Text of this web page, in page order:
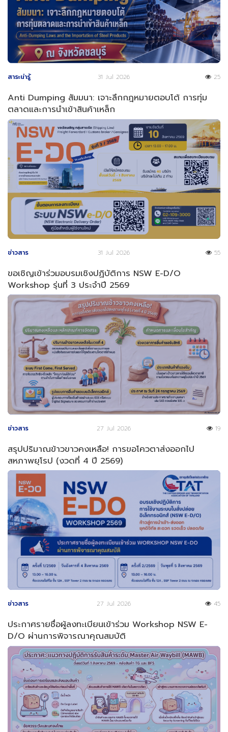
สาระน่ารู้ 31 Jul 2026 25
Anti Dumping สัมมนา: เจาะลึกกฎหมายตอบโต้ การทุ่ม
ตลาดและการนำเข้าสินค้าเหล็ก
ข่าวสาร 31 Jul 2026 55
ขอเชิญเข้าร่วมอบรมเชิงปฏิบัติการ NSW E-D/O
Workshop รุ่นที่ 3 ประจำปี 2569
ข่าวสาร 27 Jul 2026 19
สรุปปริมาณข้าวขาวคงเหลือ! การขอโควตาส่งออกไป
สหภาพยุโรป (งวดที่ 4 ปี 2569)
ข่าวสาร 27 Jul 2026 45
ประกาศรายชื่อผู้ลงทะเบียนเข้าร่วม Workshop NSW E-
D/O ผ่านการพิจารณาคุณสมบัติ